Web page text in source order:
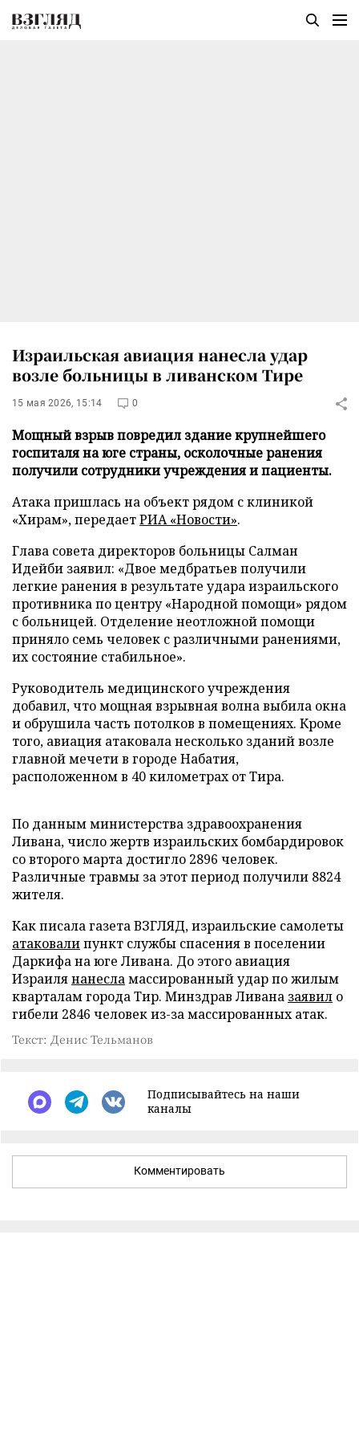
Израильская авиация нанесла удар
возле больницы в ливанском Тире
15 мая 2026, 15:14 0
Мощный взрыв повредил здание крупнейшего
госпиталя на юге страны, осколочные ранения
получили сотрудники учреждения и пациенты.
Атака пришлась на объект рядом с клиникой
«Хирам», передаетРИА «Новости».
Глава совета директоров больницы Салман
Идейби заявил: «Двое медбратьев получили
легкие ранения в результате удара израильского
противника по центру «Народной помощи» рядом
с больницей. Отделение неотложной помощи
приняло семь человек с различными ранениями,
их состояние стабильное».
Руководитель медицинского учреждения
добавил, что мощная взрывная волна выбила окна
и обрушила часть потолков в помещениях. Кроме
того, авиация атаковала несколько зданий возле
главной мечети в городе Набатия,
расположенном в 40 километрах от Тира.
По данным министерства здравоохранения
Ливана, число жертв израильских бомбардировок
со второго марта достигло 2896 человек.
Различные травмы за этот период получили 8824
жителя.
Как писала газета ВЗГЛЯД, израильские самолеты
атаковалипункт службы спасения в поселении
Даркифа на юге Ливана. До этого авиация
Израилянанесламассированный удар по жилым
кварталам города Тир. Минздрав Ливана заявил о
гибели 2846 человек из-за массированных атак.
Текст: Денис Тельманов
Подписывайтесь на наши
каналы
Комментировать